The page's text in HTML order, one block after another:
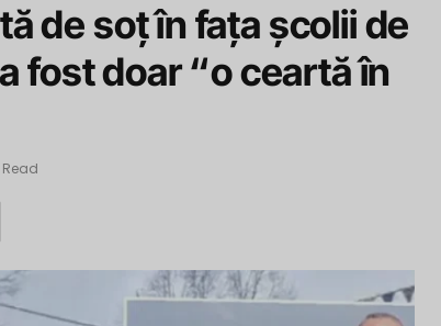
de soț în fața școlii de
fost doar “o ceartă în
Read